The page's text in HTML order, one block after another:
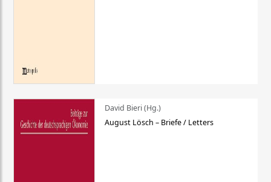
David Bieri (Hg.)
August Lösch – Briefe / Letters